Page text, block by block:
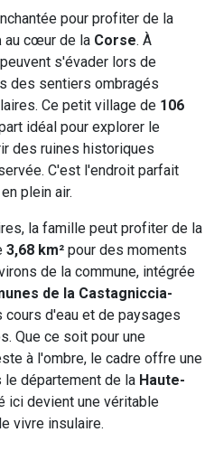
pour profiter de la
au cœur de la Corse. À
s'évader lors de
des sentiers ombragés
Ce petit village de 106
idéal pour explorer le
des ruines historiques
C'est l'endroit parfait
plein air.
la famille peut profiter de la
3,68 km² pour des moments
de la commune, intégrée
de la Castagniccia-
d'eau et de paysages
Que ce soit pour une
à l'ombre, le cadre offre une
le département de la Haute-
ici devient une véritable
vivre insulaire.